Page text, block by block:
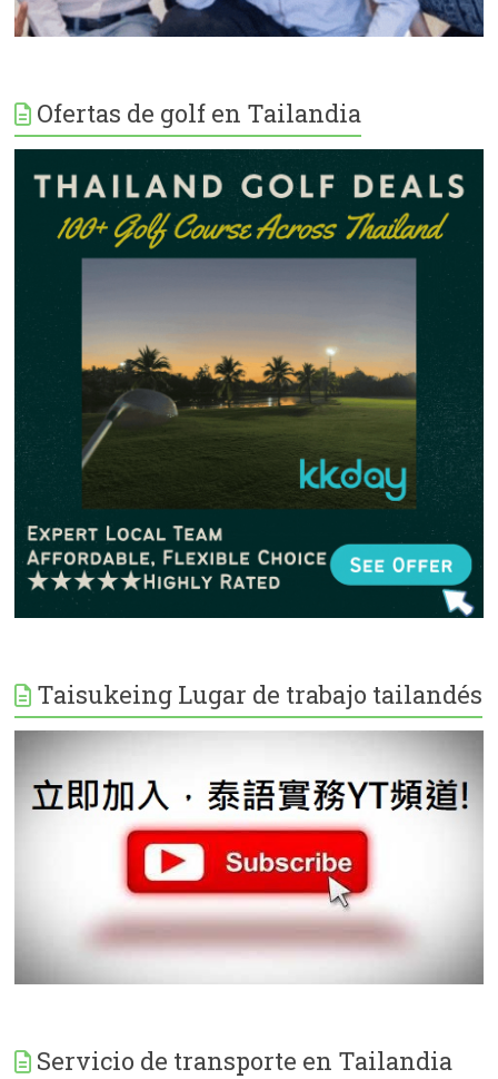
Ofertas de golf en Tailandia
Taisukeing Lugar de trabajo tailandés
Servicio de transporte en Tailandia